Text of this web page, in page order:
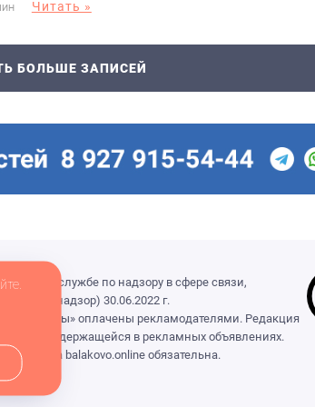
Читать »
БОЛЬШЕ ЗАПИСЕЙ
службе по надзору в сфере связи,
30.06.2022 г.
«Выборы» оплачены рекламодателями. Редакция
содержащейся в рекламных объявлениях.
на balakovo.online обязательна.